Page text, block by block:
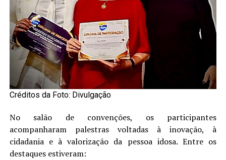
Créditos da Foto: Divulgação
No salão de convenções, os participantes
acompanharam palestras voltadas à inovação, à
cidadania e à valorização da pessoa idosa. Entre os
destaques estiveram: